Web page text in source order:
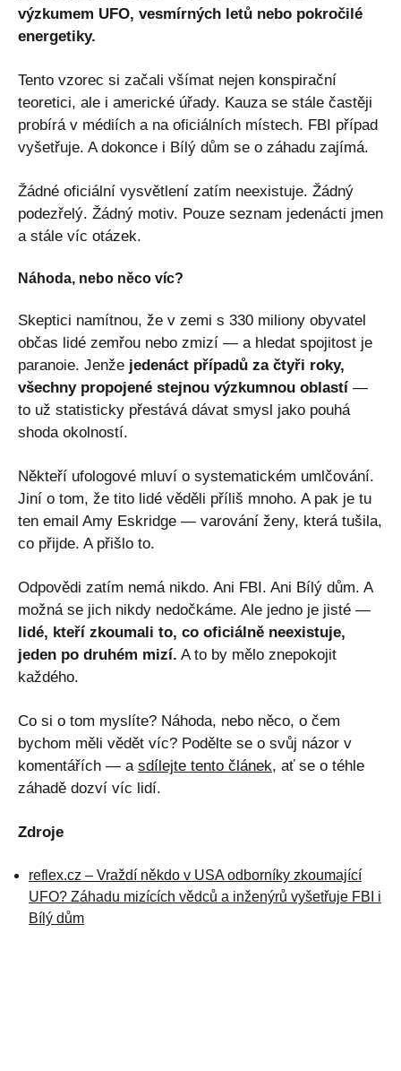
výzkumem UFO, vesmírných letů nebo pokročilé
energetiky.
Tento vzorec si začali všímat nejen konspirační
teoretici, ale i americké úřady. Kauza se stále častěji
probírá v médiích a na oficiálních místech. FBI případ
vyšetřuje. A dokonce i Bílý dům se o záhadu zajímá.
Žádné oficiální vysvětlení zatím neexistuje. Žádný
podezřelý. Žádný motiv. Pouze seznam jedenácti jmen
a stále víc otázek.
Náhoda, nebo něco víc?
Skeptici namítnou, že v zemi s 330 miliony obyvatel
občas lidé zemřou nebo zmizí — a hledat spojitost je
paranoie. Jenže jedenáct případů za čtyři roky,
všechny propojené stejnou výzkumnou oblastí —
to už statisticky přestává dávat smysl jako pouhá
shoda okolností.
Někteří ufologové mluví o systematickém umlčování.
Jiní o tom, že tito lidé věděli příliš mnoho. A pak je tu
ten email Amy Eskridge — varování ženy, která tušila,
co přijde. A přišlo to.
Odpovědi zatím nemá nikdo. Ani FBI. Ani Bílý dům. A
možná se jich nikdy nedočkáme. Ale jedno je jisté —
lidé, kteří zkoumali to, co oficiálně neexistuje,
jeden po druhém mizí. A to by mělo znepokojit
každého.
Co si o tom myslíte? Náhoda, nebo něco, o čem
bychom měli vědět víc? Podělte se o svůj názor v
komentářích — a sdílejte tento článek, ať se o téhle
záhadě dozví víc lidí.
Zdroje
reflex.cz – Vraždí někdo v USA odborníky zkoumající
UFO? Záhadu mizících vědců a inženýrů vyšetřuje FBI i
Bílý dům